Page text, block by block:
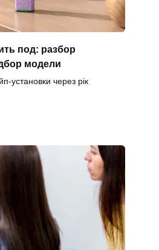
под: разбор
модели
установки через рік